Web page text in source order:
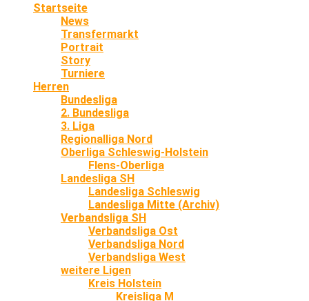
Startseite
News
Transfermarkt
Portrait
Story
Turniere
Herren
Bundesliga
2. Bundesliga
3. Liga
Regionalliga Nord
Oberliga Schleswig-Holstein
Flens-Oberliga
Landesliga SH
Landesliga Schleswig
Landesliga Mitte (Archiv)
Verbandsliga SH
Verbandsliga Ost
Verbandsliga Nord
Verbandsliga West
weitere Ligen
Kreis Holstein
Kreisliga M